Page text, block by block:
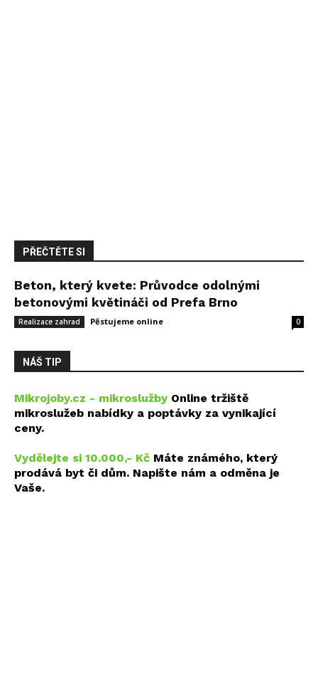
PŘEČTĚTE SI
Beton, který kvete: Průvodce odolnými
betonovými květináči od Prefa Brno
Realizace zahrad Pěstujeme online - 0
NÁŠ TIP
Mikrojoby.cz - mikroslužby Online tržiště
mikroslužeb nabídky a poptávky za vynikající
ceny.
Vydělejte si 10.000,- Kč Máte známého, který
prodává byt či dům. Napište nám a odměna je
Vaše.